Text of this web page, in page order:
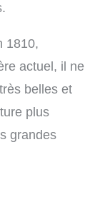
1810,
actuel, il ne
belles et
plus
grandes